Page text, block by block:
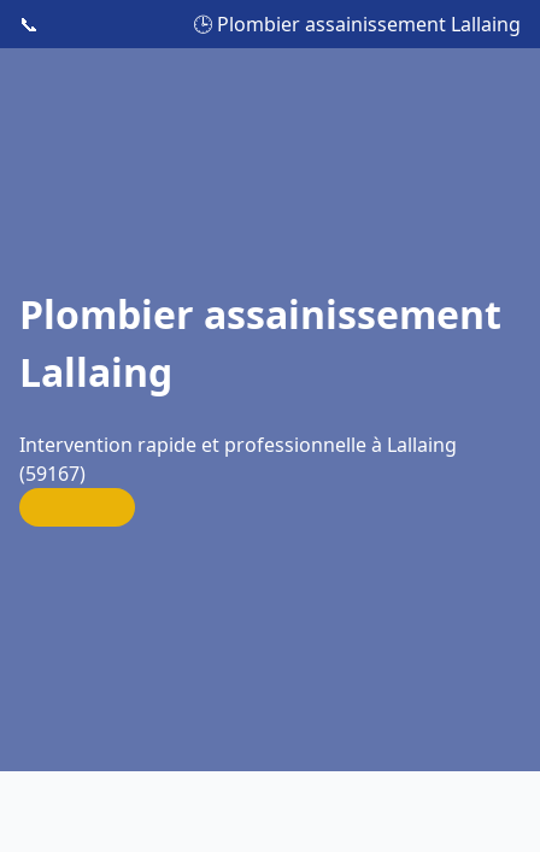
📞 🕒 Plombier assainissement Lallaing
Plombier assainissement
Lallaing
Intervention rapide et professionnelle à Lallaing
(59167)